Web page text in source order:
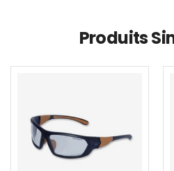
Produits